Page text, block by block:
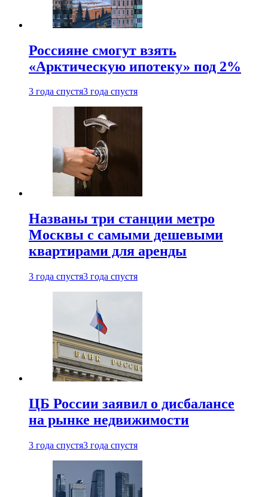
Россияне смогут взять
«Арктическую ипотеку» под 2%
3 года спустя3 года спустя
Названы три станции метро
Москвы с самыми дешевыми
квартирами для аренды
3 года спустя3 года спустя
ЦБ России заявил о дисбалансе
на рынке недвижимости
3 года спустя3 года спустя